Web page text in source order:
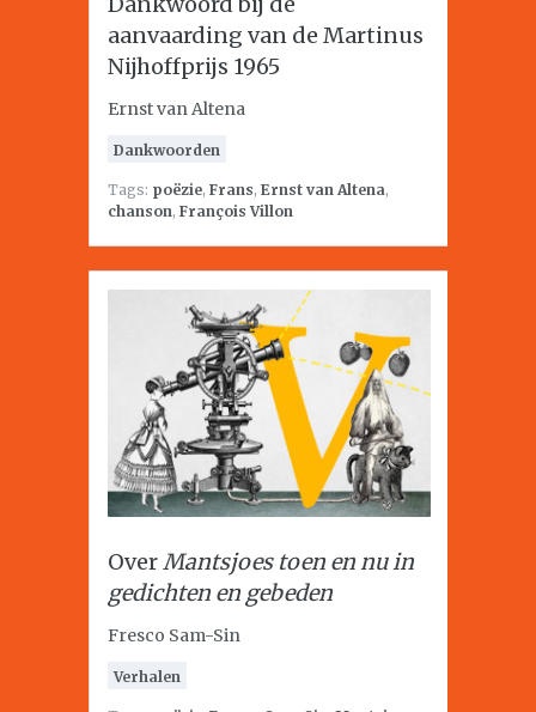
aanvaarding van de Martinus
Nijhoffprijs 1965
Ernst van Altena
Dankwoorden
Tags: poëzie, Frans, Ernst van Altena,
chanson, François Villon
OverMantsjoes toen en nu in
gedichten en gebeden
Fresco Sam-Sin
Verhalen